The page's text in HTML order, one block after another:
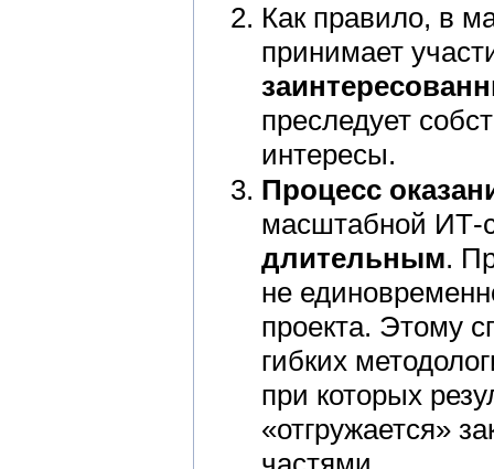
Как правило, в
принимает
преследует
интересы.
Процесс
масштабной ИТ-
длительным.
не
проекта. Этому
гибких
при которых
«отгружается»